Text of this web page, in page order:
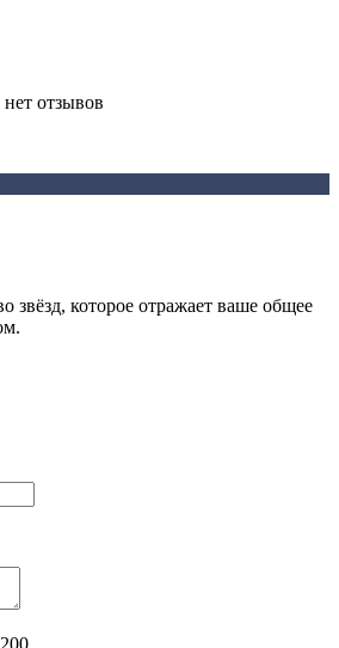
отзывов
звёзд, которое отражает ваше общее